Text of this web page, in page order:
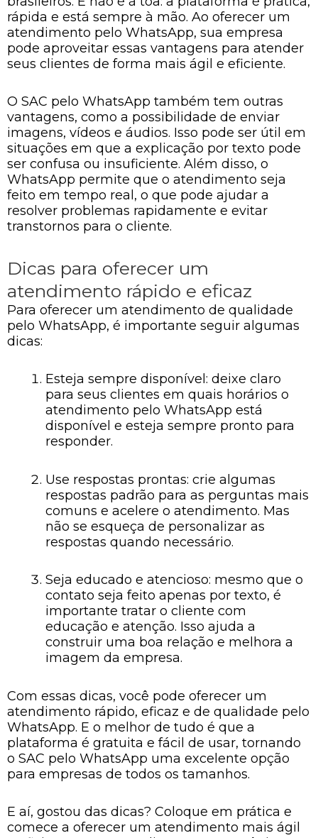
rápida e está sempre à mão. Ao oferecer um
atendimento pelo WhatsApp, sua empresa
pode aproveitar essas vantagens para atender
seus clientes de forma mais ágil e eficiente.
O SAC pelo WhatsApp também tem outras
vantagens, como a possibilidade de enviar
imagens, vídeos e áudios. Isso pode ser útil em
situações em que a explicação por texto pode
ser confusa ou insuficiente. Além disso, o
WhatsApp permite que o atendimento seja
feito em tempo real, o que pode ajudar a
resolver problemas rapidamente e evitar
transtornos para o cliente.
Dicas para oferecer um
atendimento rápido e eficaz
Para oferecer um atendimento de qualidade
pelo WhatsApp, é importante seguir algumas
dicas:
Esteja sempre disponível: deixe claro
para seus clientes em quais horários o
atendimento pelo WhatsApp está
disponível e esteja sempre pronto para
responder.
Use respostas prontas: crie algumas
respostas padrão para as perguntas mais
comuns e acelere o atendimento. Mas
não se esqueça de personalizar as
respostas quando necessário.
Seja educado e atencioso: mesmo que o
contato seja feito apenas por texto, é
importante tratar o cliente com
educação e atenção. Isso ajuda a
construir uma boa relação e melhora a
imagem da empresa.
Com essas dicas, você pode oferecer um
atendimento rápido, eficaz e de qualidade pelo
WhatsApp. E o melhor de tudo é que a
plataforma é gratuita e fácil de usar, tornando
o SAC pelo WhatsApp uma excelente opção
para empresas de todos os tamanhos.
E aí, gostou das dicas? Coloque em prática e
comece a oferecer um atendimento mais ágil